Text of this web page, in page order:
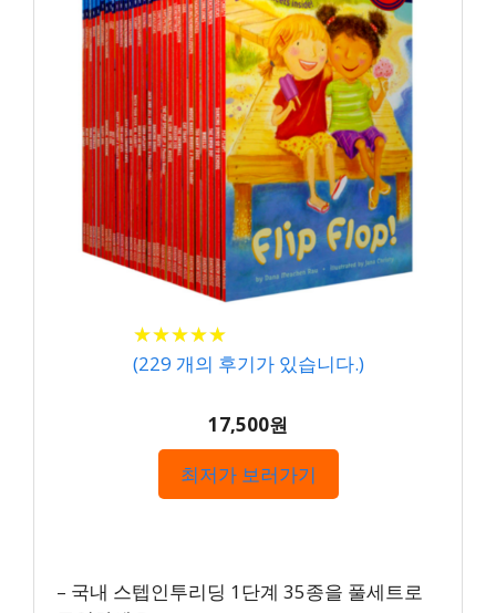
★★★★★
★★★★★
(229 개의 후기가 있습니다.)
17,500원
최저가 보러가기
– 국내 스텝인투리딩 1단계 35종을 풀세트로